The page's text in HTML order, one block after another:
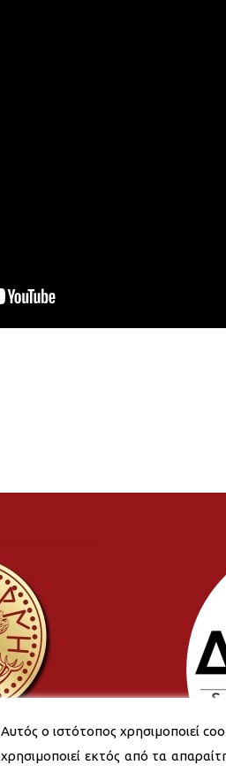
Αυτός ο ιστότοπος χρησιμοποιεί
χρησιμοποιεί εκτός από τα